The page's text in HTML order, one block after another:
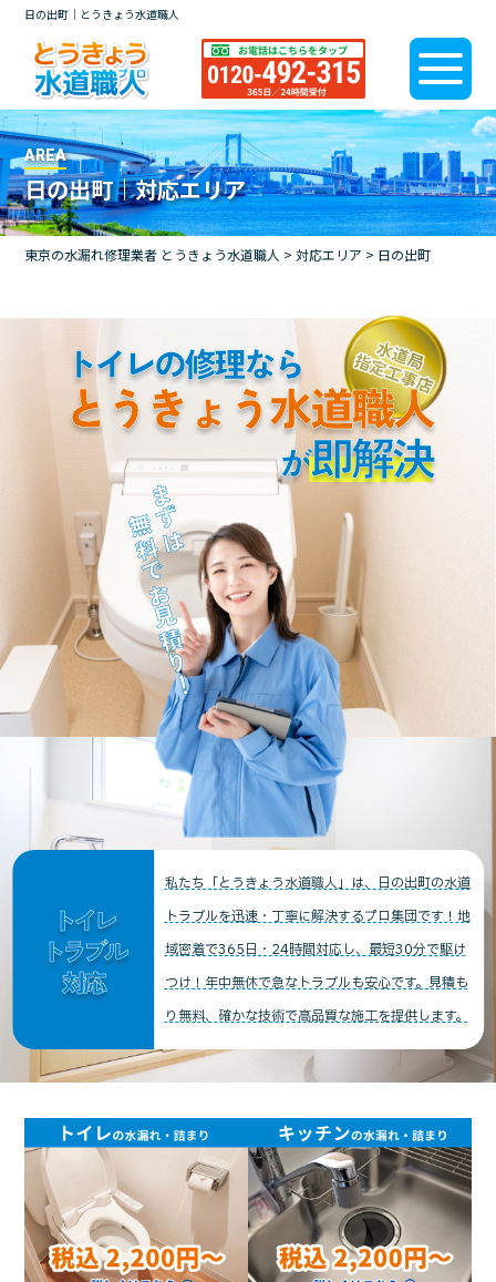
日の出町｜とうきょう水道職人
AREA
日の出町｜対応エリア
東京の水漏れ修理業者 とうきょう水道職人 >対応エリア > 日の出町
まずは
無料でお見積り！
トイレの修理なら
とうきょう水道職人
が即解決
トイレ
トラブル
対応
私たち「とうきょう水道職人」は、日の出町の水道
トラブルを迅速・丁寧に解決するプロ集団です！地
域密着で365日・24時間対応し、最短30分で駆け
つけ！年中無休で急なトラブルも安心です。見積も
り無料、確かな技術で高品質な施工を提供します。